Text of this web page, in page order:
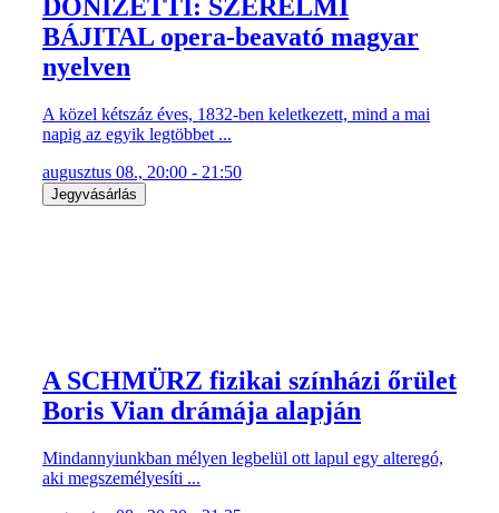
DONIZETTI: SZERELMI
BÁJITAL opera-beavató magyar
nyelven
A közel kétszáz éves, 1832-ben keletkezett, mind a mai
napig az egyik legtöbbet ...
augusztus 08., 20:00 - 21:50
Jegyvásárlás
A SCHMÜRZ fizikai színházi őrület
Boris Vian drámája alapján
Mindannyiunkban mélyen legbelül ott lapul egy alteregó,
aki megszemélyesíti ...